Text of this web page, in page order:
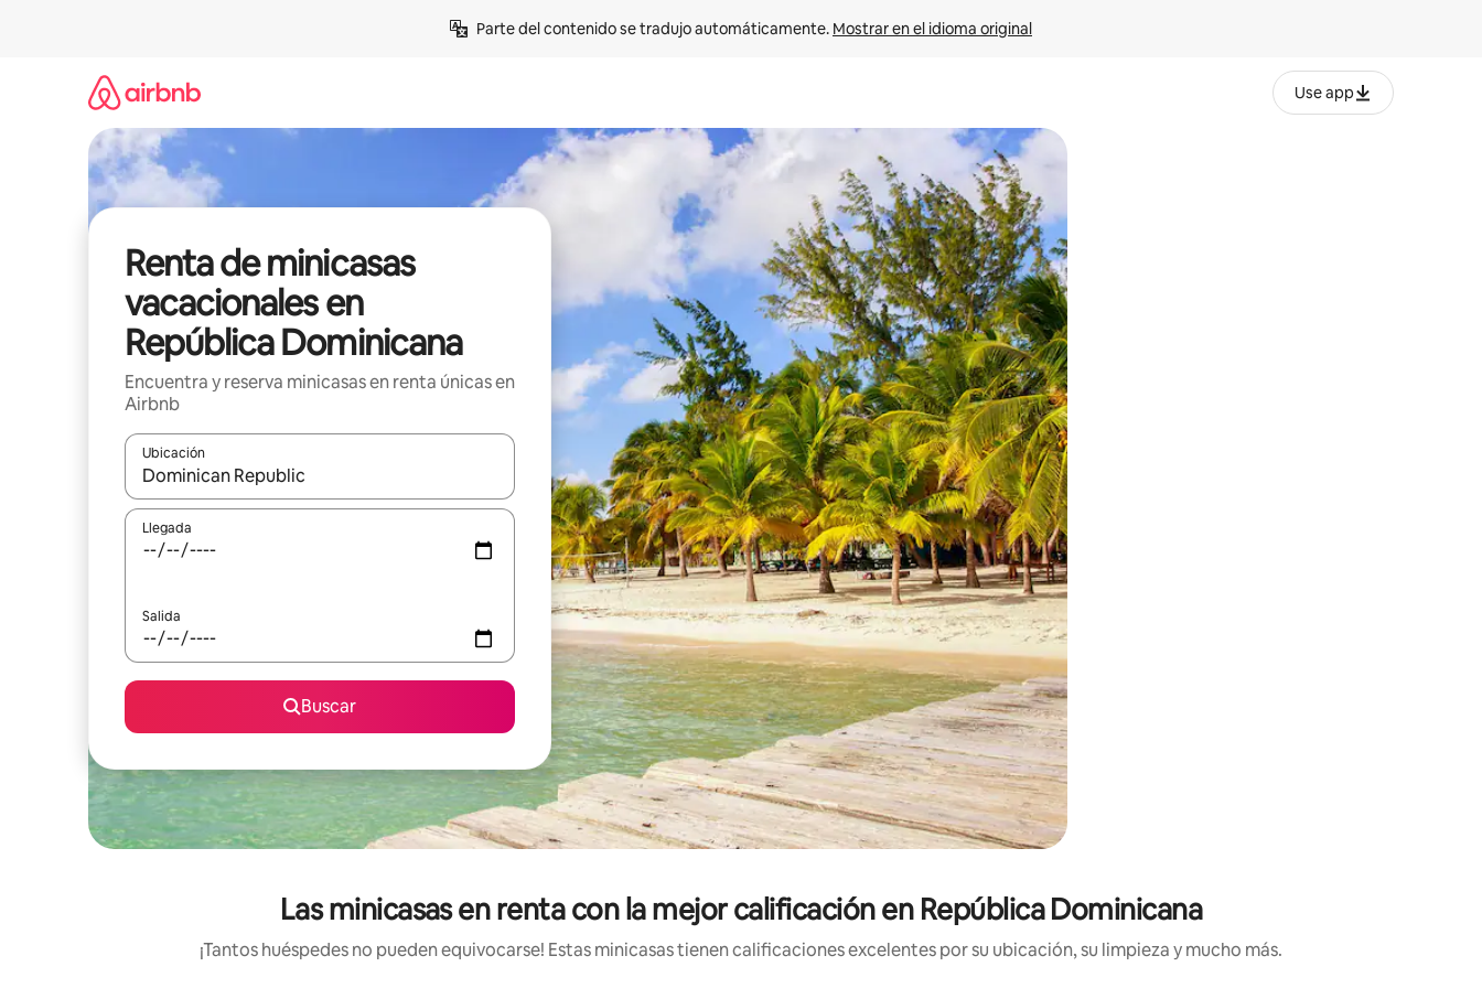
Parte del contenido se tradujo automáticamente. Mostrar en el idioma original
Use app
Renta de minicasas
vacacionales en
República Dominicana
Encuentra y reserva minicasas en renta únicas en
Airbnb
Ubicación
Cuando los resultados estén disponibles, podrás navegar usando las teclas de las flechas hacia arriba y hacia abajo, o bien tocando y deslizando la pantalla.
Llegada
Salida
Buscar
Las minicasas en renta con la mejor calificación en República Dominicana
¡Tantos huéspedes no pueden equivocarse! Estas minicasas tienen calificaciones excelentes por su ubicación, su limpieza y mucho más.